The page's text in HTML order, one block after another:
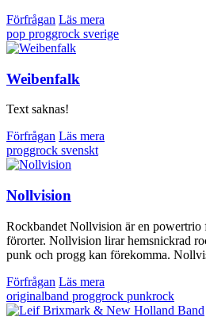
Förfrågan Läs mera
pop proggrock sverige
Weibenfalk
Text saknas!
Förfrågan Läs mera
proggrock svenskt
Nollvision
Rockbandet Nollvision är en powertrio
förorter. Nollvision lirar hemsnickrad
punk och progg kan förekomma.
Förfrågan Läs mera
originalband proggrock punkrock